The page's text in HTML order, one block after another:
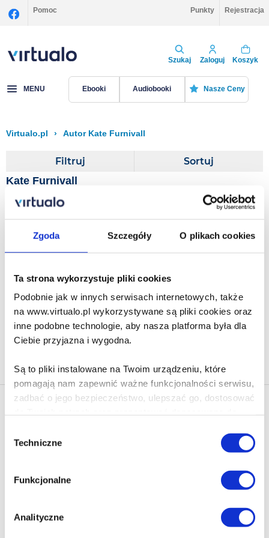
Zgoda Szczegóły O plikach cookies
Ta strona wykorzystuje pliki cookies
Podobnie jak w innych serwisach internetowych, także
na www.virtualo.pl wykorzystywane są pliki cookies oraz
inne podobne technologie, aby nasza platforma była dla
Ciebie przyjazna i wygodna.
Są to pliki instalowane na Twoim urządzeniu, które
pomagają nam zapewnić ważne funkcjonalności serwisu,
zadbać o jego bezpieczeństwo, ulepszać go, dostosować
Poza plikami, które są nam niezbędne do prawidłowego
i bezpiecznego działania serwisu - są także takie, które
wymagają Twojej zgody.
Każda udzielona zgoda poprawi Twoje doświadczenia
zgody
Techniczne
Funkcjonalne
Analityczne
Pomoc Punkty Rejestracja
Szukaj Zaloguj Koszyk
MENU Ebooki Audiobooki Nasze Ceny
Virtualo.pl › Autor Kate Furnivall
Filtruj Sortuj
Kate Furnivall
Kate Furnivall
Newsletter - rabat 10%
marketingowych dotyczących virtualo.pl oraz partnerów biznesowych
Virtualo.
Polityce Prywatności
Wycofanie zgody nie wpływa na zgodność z prawem przetwarzania